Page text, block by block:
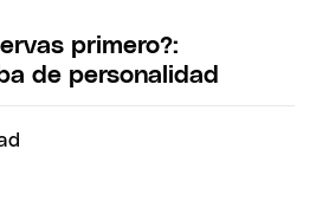
primero?:
de personalidad